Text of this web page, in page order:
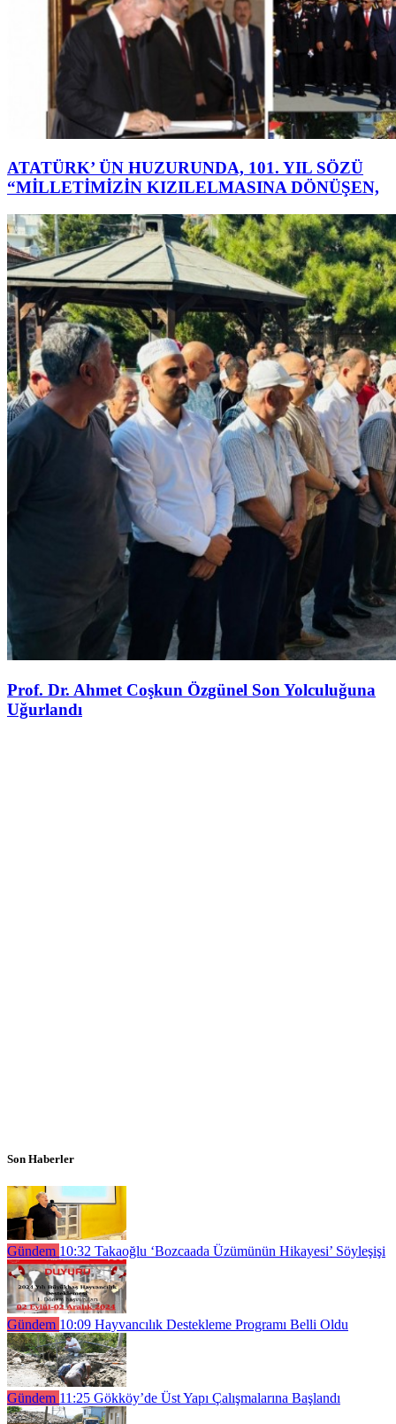
ATATÜRK’ ÜN HUZURUNDA, 101. YIL SÖZÜ
“MİLLETİMİZİN KIZILELMASINA DÖNÜŞEN,
Prof. Dr. Ahmet Coşkun Özgünel Son Yolculuğuna
Uğurlandı
Son Haberler
Gündem 10:32 Takaoğlu ‘Bozcaada Üzümünün Hikayesi’ Söyleşişi
Gündem 10:09 Hayvancılık Destekleme Programı Belli Oldu
Gündem 11:25 Gökköy’de Üst Yapı Çalışmalarına Başlandı